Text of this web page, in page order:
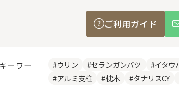
ご利用ガイド
ーワー
#ウリン #セランガンバツ #イタウ
#アルミ支柱
#枕木 #タナリスCY